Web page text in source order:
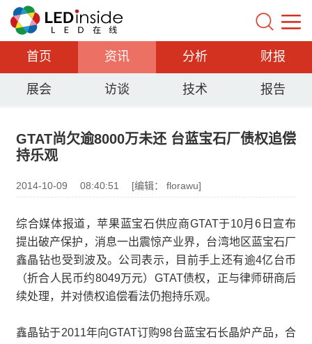
首页 资讯 分析 财报
展会 访谈 技术 报告
GTAT尚欠逾8000万未还 台蓝宝石厂债权追偿
持乐观
2014-10-09 08:40:51 [编辑： florawu]
综合媒体报道，苹果蓝宝石供应商GTAT于10月6日宣布
提出破产保护，消息一出震惊产业界，台湾地区蓝宝石厂
鑫晶钻也受到波及。公司表示，目前手上还有逾4亿台币
（折合人民币约8049万元）GTAT债权，正与律师研商后
续处理，并对债权追偿看法仍抱持乐观。
鑫晶钻于2011年向GTAT订购98台蓝宝石长晶炉产品，合